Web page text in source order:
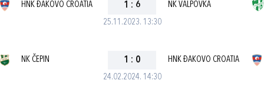
25.11.2023. 13:30
HNK ĐAKOVO CROATIA 1 : 6 NK VALPOVKA
24.02.2024. 14:30
NK ČEPIN 1 : 0 HNK ĐAKOVO CROATIA